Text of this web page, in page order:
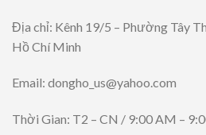
Địa chỉ: Kênh 19/5 – Phường Tây
Hồ Chí Minh
Email: dongho_us@yahoo.com
Thời Gian: T2 – CN / 9:00 AM –